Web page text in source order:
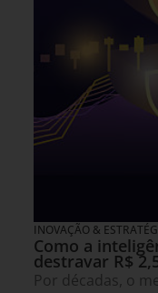
INOVAÇÃO &
Como a
destravar R$
Por décadas, o